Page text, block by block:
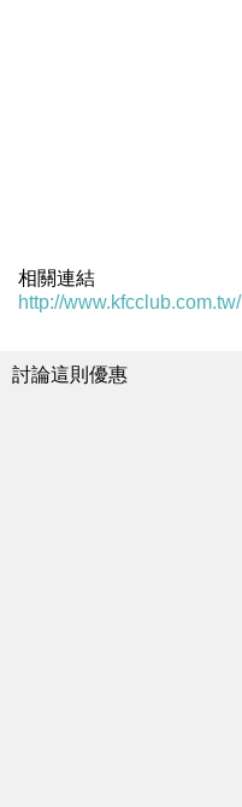
相關連結
http://www.kfcclub.com.tw/
討論這則優惠